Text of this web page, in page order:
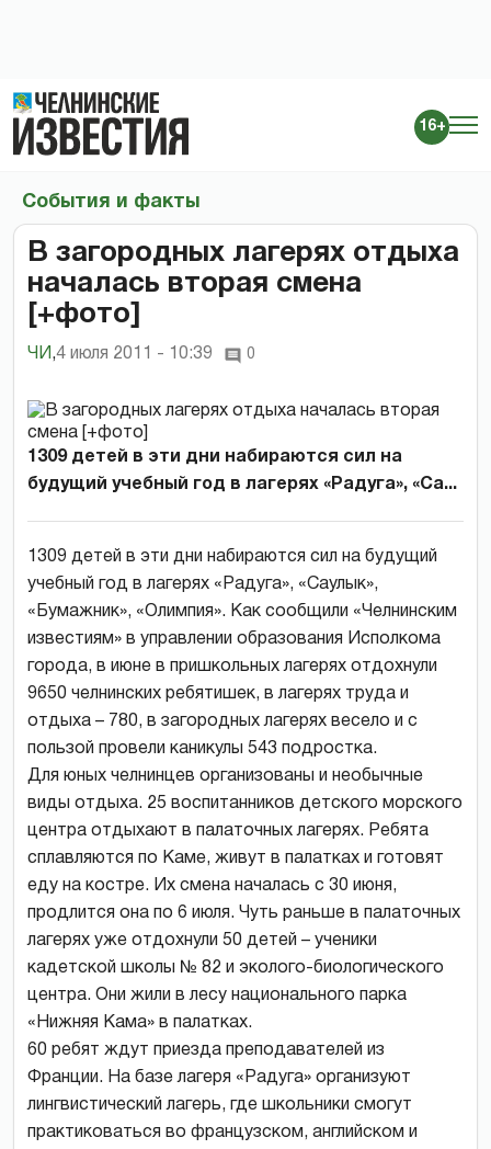
16+
События и факты
В загородных лагерях отдыха
началась вторая смена
[+фото]
ЧИ ,4 июля 2011 - 10:39 0
1309 детей в эти дни набираются сил на
будущий учебный год в лагерях «Радуга», «Са...
1309 детей в эти дни набираются сил на будущий
учебный год в лагерях «Радуга», «Саулык»,
«Бумажник», «Олимпия». Как сообщили «Челнинским
известиям» в управлении образования Исполкома
города, в июне в пришкольных лагерях отдохнули
9650 челнинских ребятишек, в лагерях труда и
отдыха – 780, в загородных лагерях весело и с
пользой провели каникулы 543 подростка.
Для юных челнинцев организованы и необычные
виды отдыха. 25 воспитанников детского морского
центра отдыхают в палаточных лагерях. Ребята
сплавляются по Каме, живут в палатках и готовят
еду на костре. Их смена началась с 30 июня,
продлится она по 6 июля. Чуть раньше в палаточных
лагерях уже отдохнули 50 детей – ученики
кадетской школы № 82 и эколого-биологического
центра. Они жили в лесу национального парка
«Нижняя Кама» в палатках.
60 ребят ждут приезда преподавателей из
Франции. На базе лагеря «Радуга» организуют
лингвистический лагерь, где школьники смогут
практиковаться во французском, английском и